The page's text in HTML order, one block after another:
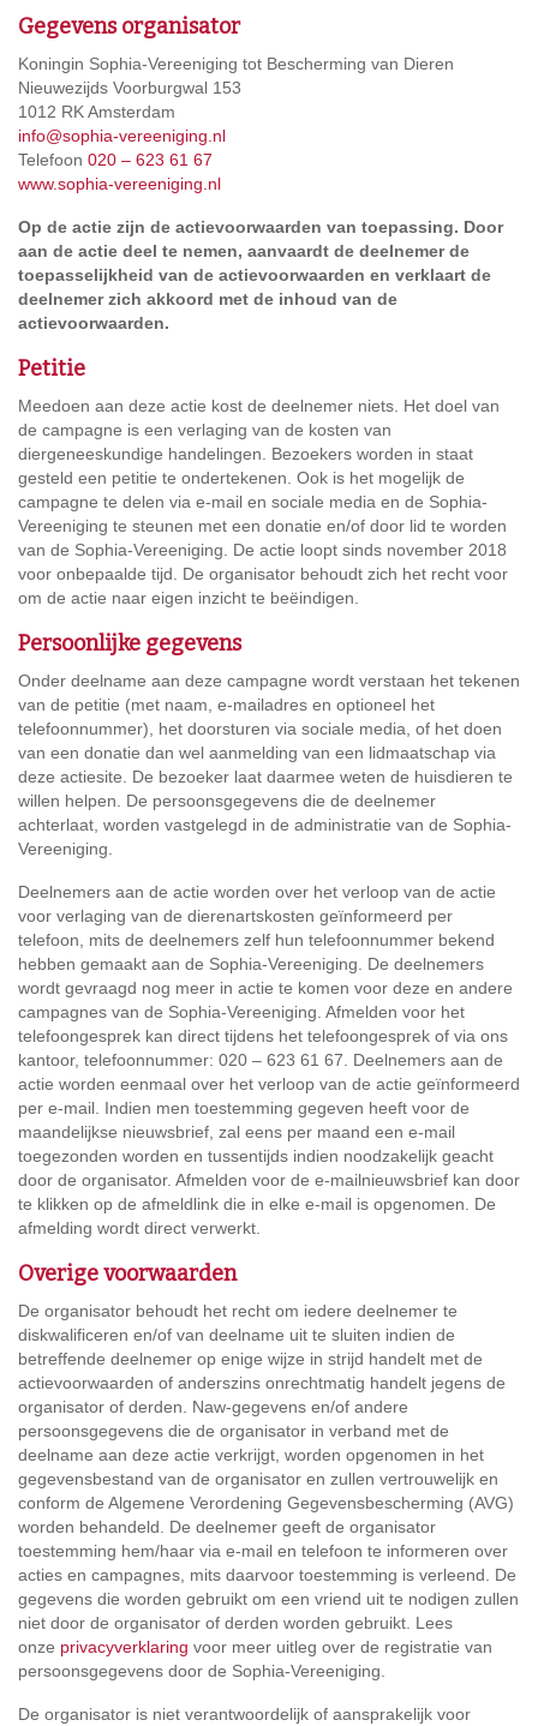
Gegevens organisator
Koningin Sophia-Vereeniging tot Bescherming van Dieren
Nieuwezijds Voorburgwal 153
1012 RK Amsterdam
info@sophia-vereeniging.nl
Telefoon 020 – 623 61 67
www.sophia-vereeniging.nl
Op de actie zijn de actievoorwaarden van toepassing. Door
aan de actie deel te nemen, aanvaardt de deelnemer de
toepasselijkheid van de actievoorwaarden en verklaart de
deelnemer zich akkoord met de inhoud van de
actievoorwaarden.
Petitie
Meedoen aan deze actie kost de deelnemer niets. Het doel van
de campagne is een verlaging van de kosten van
diergeneeskundige handelingen. Bezoekers worden in staat
gesteld een petitie te ondertekenen. Ook is het mogelijk de
campagne te delen via e-mail en sociale media en de Sophia-
Vereeniging te steunen met een donatie en/of door lid te worden
van de Sophia-Vereeniging. De actie loopt sinds november 2018
voor onbepaalde tijd. De organisator behoudt zich het recht voor
om de actie naar eigen inzicht te beëindigen.
Persoonlijke gegevens
Onder deelname aan deze campagne wordt verstaan het tekenen
van de petitie (met naam, e-mailadres en optioneel het
telefoonnummer), het doorsturen via sociale media, of het doen
van een donatie dan wel aanmelding van een lidmaatschap via
deze actiesite. De bezoeker laat daarmee weten de huisdieren te
willen helpen. De persoonsgegevens die de deelnemer
achterlaat, worden vastgelegd in de administratie van de Sophia-
Vereeniging.
Deelnemers aan de actie worden over het verloop van de actie
voor verlaging van de dierenartskosten geïnformeerd per
telefoon, mits de deelnemers zelf hun telefoonnummer bekend
hebben gemaakt aan de Sophia-Vereeniging. De deelnemers
wordt gevraagd nog meer in actie te komen voor deze en andere
campagnes van de Sophia-Vereeniging. Afmelden voor het
telefoongesprek kan direct tijdens het telefoongesprek of via ons
kantoor, telefoonnummer: 020 – 623 61 67. Deelnemers aan de
actie worden eenmaal over het verloop van de actie geïnformeerd
per e-mail. Indien men toestemming gegeven heeft voor de
maandelijkse nieuwsbrief, zal eens per maand een e-mail
toegezonden worden en tussentijds indien noodzakelijk geacht
door de organisator. Afmelden voor de e-mailnieuwsbrief kan door
te klikken op de afmeldlink die in elke e-mail is opgenomen. De
afmelding wordt direct verwerkt.
Overige voorwaarden
De organisator behoudt het recht om iedere deelnemer te
diskwalificeren en/of van deelname uit te sluiten indien de
betreffende deelnemer op enige wijze in strijd handelt met de
actievoorwaarden of anderszins onrechtmatig handelt jegens de
organisator of derden. Naw-gegevens en/of andere
persoonsgegevens die de organisator in verband met de
deelname aan deze actie verkrijgt, worden opgenomen in het
gegevensbestand van de organisator en zullen vertrouwelijk en
conform de Algemene Verordening Gegevensbescherming (AVG)
worden behandeld. De deelnemer geeft de organisator
toestemming hem/haar via e-mail en telefoon te informeren over
acties en campagnes, mits daarvoor toestemming is verleend. De
gegevens die worden gebruikt om een vriend uit te nodigen zullen
niet door de organisator of derden worden gebruikt. Lees
onze privacyverklaring voor meer uitleg over de registratie van
persoonsgegevens door de Sophia-Vereeniging.
De organisator is niet verantwoordelijk of aansprakelijk voor